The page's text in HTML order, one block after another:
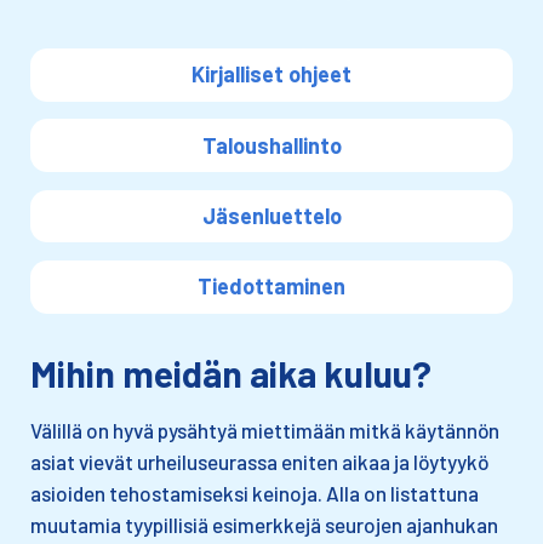
Kirjalliset ohjeet
Taloushallinto
Jäsenluettelo
Tiedottaminen
Mihin meidän aika kuluu?
Välillä on hyvä pysähtyä miettimään mitkä käytännön
asiat vievät urheiluseurassa eniten aikaa ja löytyykö
asioiden tehostamiseksi keinoja. Alla on listattuna
muutamia tyypillisiä esimerkkejä seurojen ajanhukan